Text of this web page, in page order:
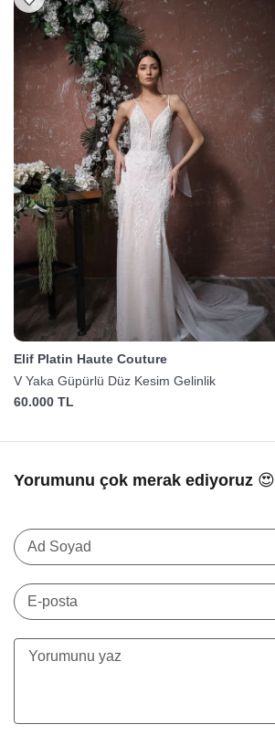
Elif Platin Haute Couture
V Yaka Güpürlü Düz Kesim Gelinlik
60.000 TL
Yorumunu çok merak ediyoruz 😍
Ad Soyad
E-posta